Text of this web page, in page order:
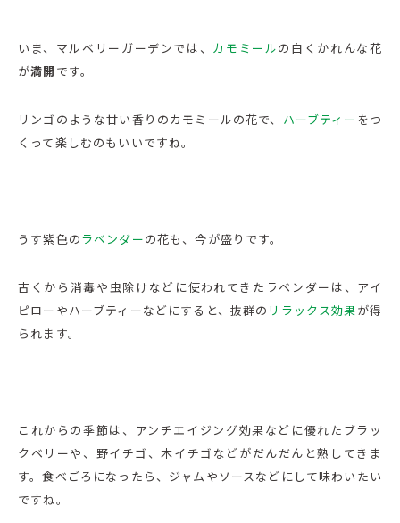
いま、マルベリーガーデンでは、 カモミールの白くかれんな花
が満開 です。
リンゴのような甘い香りのカモミールの花で、 ハーブティー をつ
くって楽しむのもいいですね。
うす紫色のラベンダーの花も、今が盛りです。
古くから消毒や虫除けなどに使われてきたラベンダーは、アイ
ピローやハーブティーなどにすると、抜群の リラックス効果が得
られます。
これからの季節は、アンチエイジング効果などに優れたブラッ
クベリーや、野イチゴ、木イチゴなどがだんだんと熟してきま
す。食べごろになったら、ジャムやソースなどにして味わいたい
ですね。